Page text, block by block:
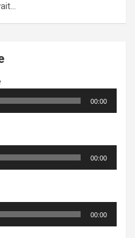
00:00
00:00
00:00